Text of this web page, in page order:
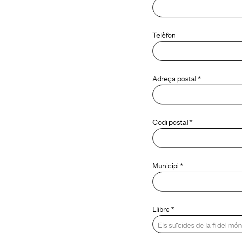
Telèfon
Adreça postal *
Codi postal *
Municipi *
Llibre *